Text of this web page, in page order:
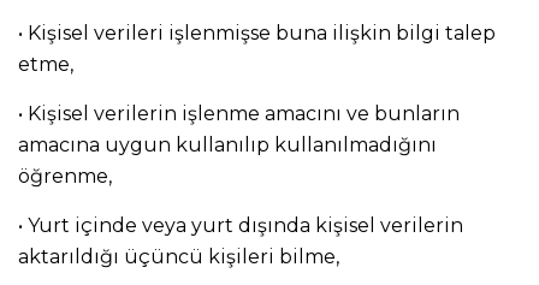
• Kişisel verileri işlenmişse buna ilişkin bilgi talep
etme,
• Kişisel verilerin işlenme amacını ve bunların
amacına uygun kullanılıp kullanılmadığını
öğrenme,
• Yurt içinde veya yurt dışında kişisel verilerin
aktarıldığı üçüncü kişileri bilme,